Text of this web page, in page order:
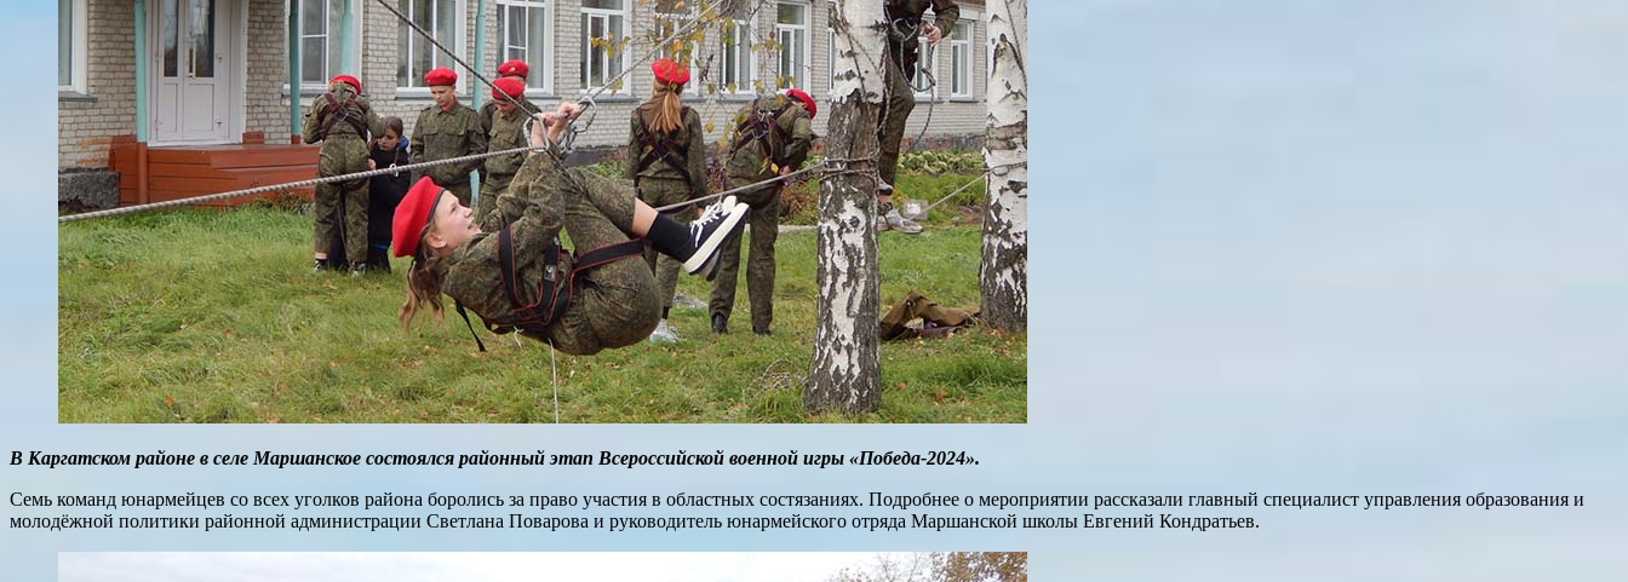
В Каргатском районе в селе Маршанское состоялся районный этап Всероссийской военной игры «Победа-2024».
Семь команд юнармейцев со всех уголков района боролись за право участия в областных состязаниях. Подробнее о мероприятии рассказали главный специалист управления образования и
молодёжной политики районной администрации Светлана Поварова и руководитель юнармейского отряда Маршанской школы Евгений Кондратьев.